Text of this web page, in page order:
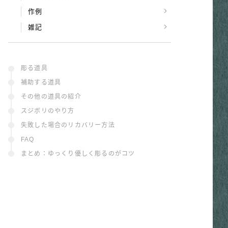
作例
雑記
彫る道具
補助する道具
その他の道具の紹介
スジボリのやり方
失敗した場合のリカバリー方法
FAQ
まとめ：ゆっくり優しく彫るのがコツ